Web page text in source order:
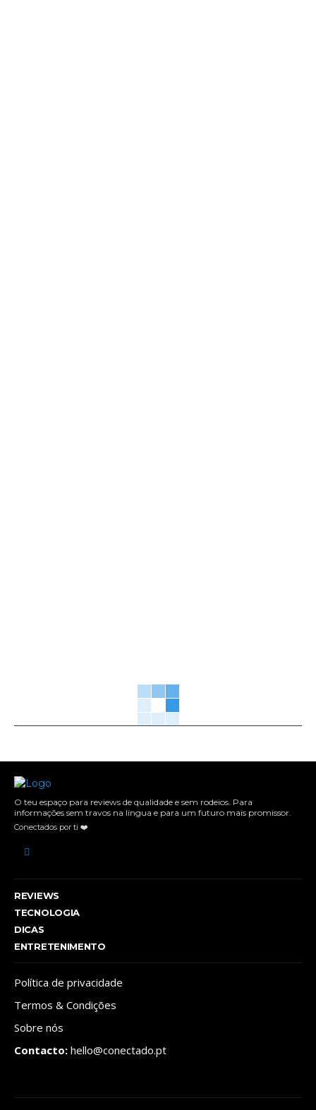
O teu espaço para reviews de qualidade e sem rodeios. Para
informações sem travos na língua e para um futuro mais promissor.
Conectados por ti ❤️
REVIEWS
TECNOLOGIA
DICAS
ENTRETENIMENTO
Política de privacidade
Termos & Condições
Sobre nós
Contacto: hello@conectado.pt